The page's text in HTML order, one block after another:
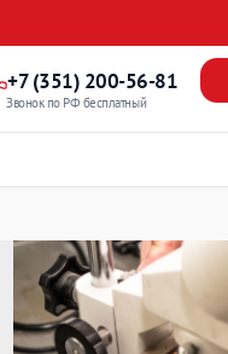
+7 (351) 200-56-81
Звонок по РФ бесплатный